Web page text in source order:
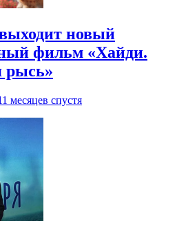
новый
фильм «Хайди.
рысь»
месяцев спустя